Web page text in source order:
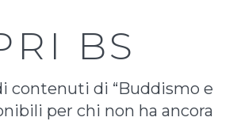
BS
contenuti di “Buddismo e
per chi non ha ancora